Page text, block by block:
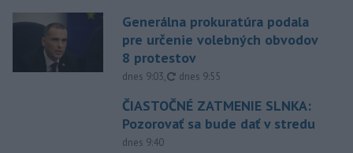
Generálna prokuratúra podala
pre určenie volebných obvodov
8 protestov
dnes 9:03, aktualizované
dnes 9:55
ČIASTOČNÉ ZATMENIE SLNKA:
Pozorovať sa bude dať v stredu
dnes 9:40